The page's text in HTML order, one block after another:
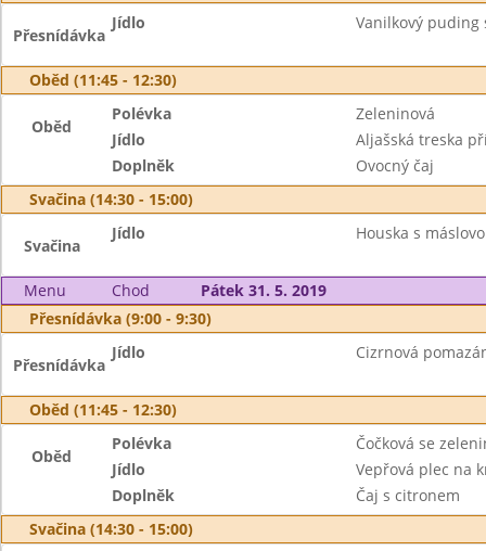
Přesnídávka
Jídlo Vanilkový puding
Oběd (11:45 - 12:30)
Oběd
Polévka
Zeleninová
Jídlo
Aljašská treska
Doplněk
Ovocný čaj
Svačina (14:30 - 15:00)
Svačina
Jídlo Houska s
Menu Chod
Pátek 31. 5. 2019
Přesnídávka (9:00 - 9:30)
Přesnídávka
Jídlo Cizrnová
Oběd (11:45 - 12:30)
Oběd
Polévka
Čočková se
Jídlo
Vepřová plec na
Doplněk
Čaj s citronem
Svačina (14:30 - 15:00)